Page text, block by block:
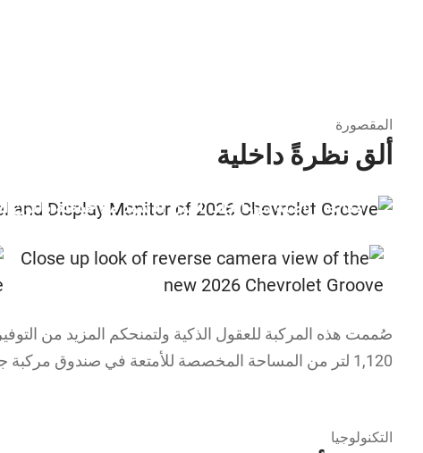
المقصورة
ألق نظرةً داخلية
مقاعد رياضية من الجلد باللون الأسود مع خياطة باللون
صُممت هذه المركبة للعقول الذكية ولتمنحكم المزيد من
1,120 لتر من المساحة المخصصة للأمتعة في صندوق مركبة جرووف. من قال إن الجرأة لا يمكن أن تقترن بالمزايا العملية؟
التكنولوجيا